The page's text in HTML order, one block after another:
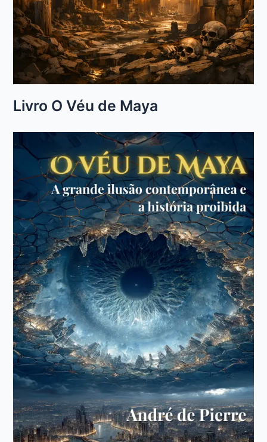
Livro O Véu de Maya